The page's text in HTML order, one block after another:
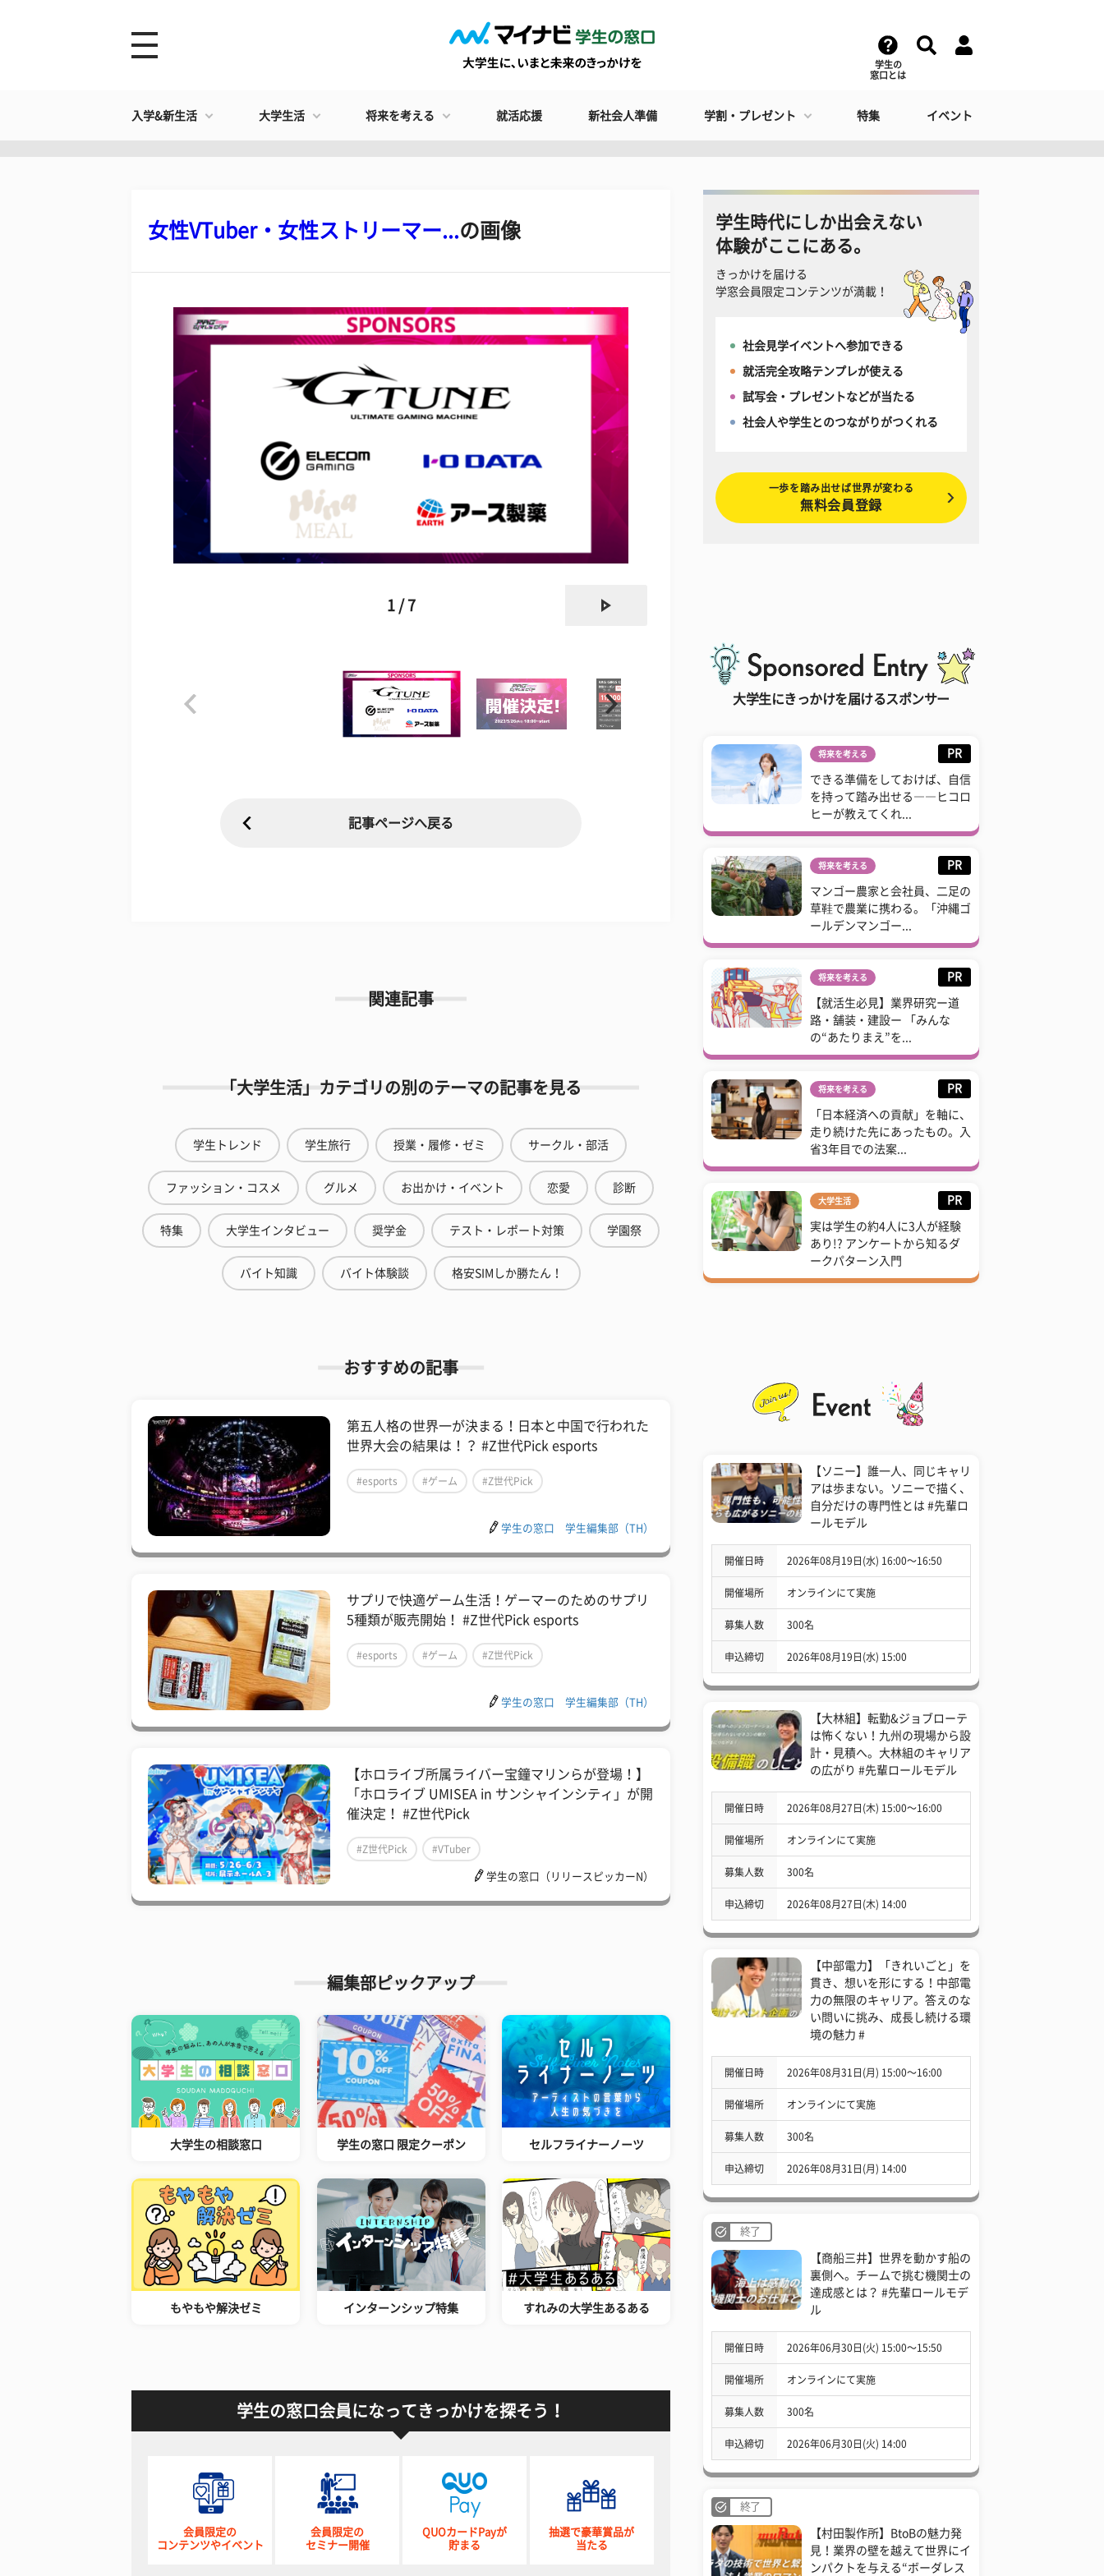
学生の
窓口とは
入学&新生活 大学生活 将来を考える 就活応援 新社会人準備 学割・プレゼント 特集 イベント
女性VTuber・女性ストリーマー...の画像
1 / 7
記事ページへ戻る
関連記事
「大学生活」カテゴリの別のテーマの記事を見る
学生トレンド 学生旅行 授業・履修・ゼミ サークル・部活
ファッション・コスメ グルメ お出かけ・イベント 恋愛 診断
特集 大学生インタビュー 奨学金 テスト・レポート対策 学園祭
バイト知識 バイト体験談 格安SIMしか勝たん！
おすすめの記事
第五人格の世界一が決まる！日本と中国で行われた
世界大会の結果は！？ #Z世代Pick esports
#esports #ゲーム #Z世代Pick
学生の窓口 学生編集部（TH）
サプリで快適ゲーム生活！ゲーマーのためのサプリ
5種類が販売開始！ #Z世代Pick esports
#esports #ゲーム #Z世代Pick
学生の窓口 学生編集部（TH）
【ホロライブ所属ライバー宝鐘マリンらが登場！】
「ホロライブ UMISEA in サンシャインシティ」が開
催決定！ #Z世代Pick
#Z世代Pick #VTuber
学生の窓口（リリースピッカーN）
編集部ピックアップ
大学生の相談窓口 学生の窓口 限定クーポン セルフライナーノーツ
もやもや解決ゼミ インターンシップ特集 すれみの大学生あるある
学生の窓口会員になってきっかけを探そう！
会員限定の
コンテンツやイベント
会員限定の
セミナー開催
QUOカードPayが
貯まる
抽選で豪華賞品が
当たる
学生時代にしか出会えない
体験がここにある。
きっかけを届ける
学窓会員限定コンテンツが満載！
社会見学イベントへ参加できる
就活完全攻略テンプレが使える
試写会・プレゼントなどが当たる
社会人や学生とのつながりがつくれる
一歩を踏み出せば世界が変わる
無料会員登録
大学生にきっかけを届けるスポンサー
将来を考える PR
できる準備をしておけば、自信
を持って踏み出せる――ヒコロ
ヒーが教えてくれ...
将来を考える PR
マンゴー農家と会社員、二足の
草鞋で農業に携わる。「沖縄ゴ
ールデンマンゴー...
将来を考える PR
【就活生必見】業界研究ー道
路・舗装・建設ー 「みんな
の“あたりまえ”を...
将来を考える PR
「日本経済への貢献」を軸に、
走り続けた先にあったもの。入
省3年目での法案...
大学生活 PR
実は学生の約4人に3人が経験
あり!? アンケートから知るダ
ークパターン入門
【ソニー】誰一人、同じキャリ
アは歩まない。ソニーで描く、
自分だけの専門性とは #先輩ロ
ールモデル
開催日時 2026年08月19日(水) 16:00〜16:50
開催場所 オンラインにて実施
募集人数 300名
申込締切 2026年08月19日(水) 15:00
【大林組】転勤&ジョブローテ
は怖くない！九州の現場から設
計・見積へ。大林組のキャリア
の広がり #先輩ロールモデル
開催日時 2026年08月27日(木) 15:00〜16:00
開催場所 オンラインにて実施
募集人数 300名
申込締切 2026年08月27日(木) 14:00
【中部電力】「きれいごと」を
貫き、想いを形にする！中部電
力の無限のキャリア。答えのな
い問いに挑み、成長し続ける環
境の魅力 #
開催日時 2026年08月31日(月) 15:00〜16:00
開催場所 オンラインにて実施
募集人数 300名
申込締切 2026年08月31日(月) 14:00
終了
【商船三井】世界を動かす船の
裏側へ。チームで挑む機関士の
達成感とは？ #先輩ロールモデ
ル
開催日時 2026年06月30日(火) 15:00〜15:50
開催場所 オンラインにて実施
募集人数 300名
申込締切 2026年06月30日(火) 14:00
終了
【村田製作所】BtoBの魅力発
見！業界の壁を越えて世界にイ
ンパクトを与える“ボーダレス